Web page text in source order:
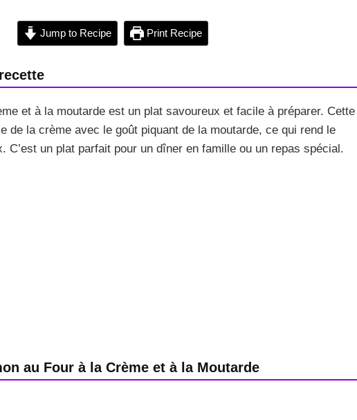
Jump to Recipe Print Recipe
et à la moutarde est un plat savoureux et facile à préparer. Cette
de la crème avec le goût piquant de la moutarde, ce qui rend le
C’est un plat parfait pour un dîner en famille ou un repas spécial.
au Four à la Crème et à la Moutarde